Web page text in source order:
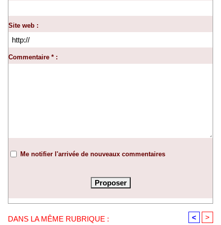
Site web :
Commentaire * :
Me notifier l'arrivée de nouveaux commentaires
DANS LA MÊME RUBRIQUE : < >